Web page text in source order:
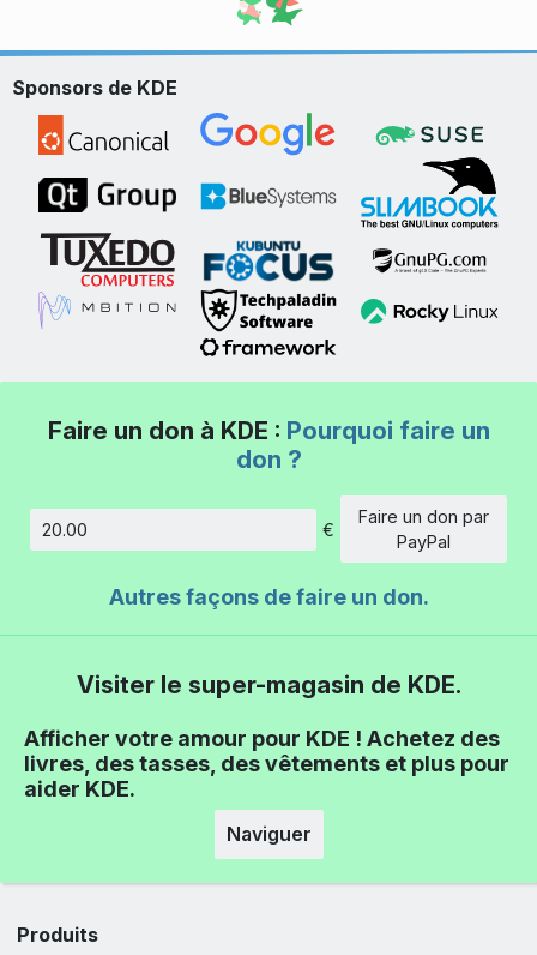
Sponsors de KDE
Faire un don à KDE : Pourquoi faire un
don ?
Montant
€
Faire un don par
PayPal
Autres façons de faire un don.
Visiter le super-magasin de KDE.
Afficher votre amour pour KDE ! Achetez des
livres, des tasses, des vêtements et plus pour
aider KDE.
Naviguer
Produits